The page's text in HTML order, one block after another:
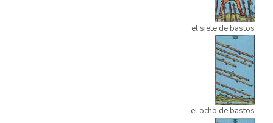
el siete de bastos
el ocho de bastos